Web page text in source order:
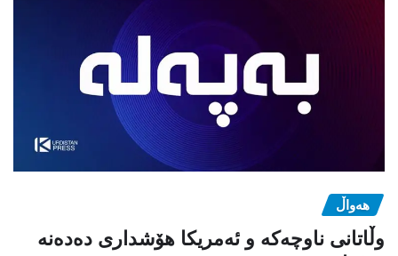
هەواڵ
وڵاتانی ناوچەکە و ئەمریکا هۆشداری دەدەنە